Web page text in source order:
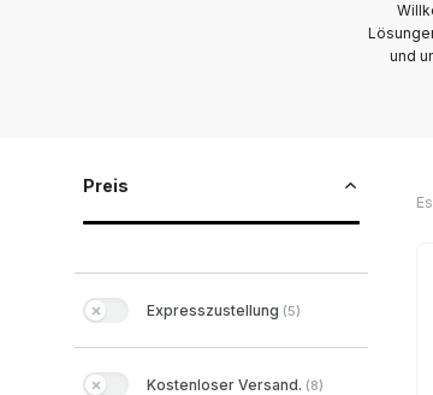
und
Preis
Expresszustellung (5)
Kostenloser Versand. (8)